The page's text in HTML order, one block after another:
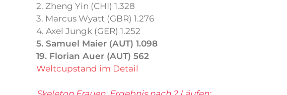
2. Zheng Yin (CHI) 1.328
3. Marcus Wyatt (GBR) 1.276
4. Axel Jungk (GER) 1.252
5. Samuel Maier (AUT) 1.098
19. Florian Auer (AUT) 562
Weltcupstand im Detail